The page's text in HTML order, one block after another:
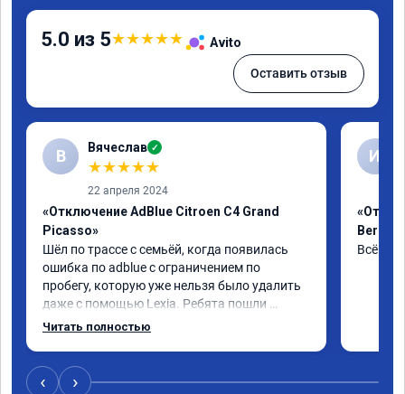
5.0 из 5★★★★★ Avito
Оставить отзыв
В Вячеслав ✓
★★★★★
22 апреля 2024
«Отключение AdBlue Citroen C4 Grand
Picasso»
Шёл по трассе с семьёй, когда появилась
ошибка по adblue с ограничением по
пробегу, которую уже нельзя было удалить
даже с помощью Lexia. Ребята пошли
навстречу, оперативно приняли и за час
Читать полностью
И
Всё
‹ ›